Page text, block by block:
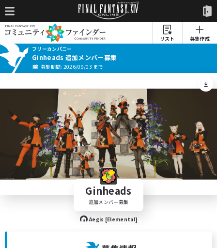
リスト
募集作成
フリーカンパニー
Ginheads 追加メンバー募集
募集期間: 2026/09/03 まで
Ginheads
追加メンバー募集
Aegis [Elemental]